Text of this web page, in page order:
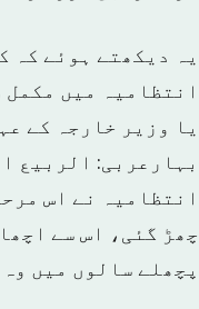
یہ دیکھتے ہوئے کہ
انتظامیہ میں
یا وزیر خارجہ کے
بہارعربی: الربيع
انتظامیہ نے اس
چھڑ گئی، اس سے
پچھلے سالوں میں